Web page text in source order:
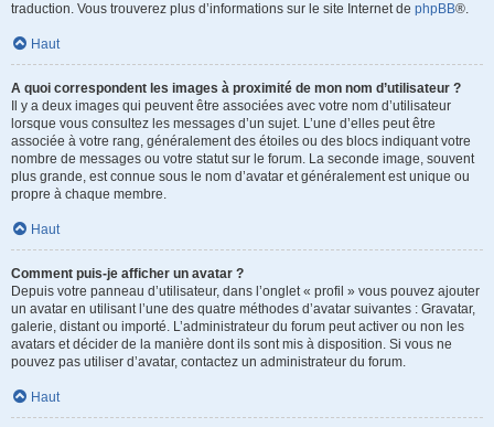
traduction. Vous trouverez plus d’informations sur le site Internet de phpBB®.
Haut
A quoi correspondent les images à proximité de mon nom d’utilisateur ?
Il y a deux images qui peuvent être associées avec votre nom d’utilisateur
lorsque vous consultez les messages d’un sujet. L’une d’elles peut être
associée à votre rang, généralement des étoiles ou des blocs indiquant votre
nombre de messages ou votre statut sur le forum. La seconde image, souvent
plus grande, est connue sous le nom d’avatar et généralement est unique ou
propre à chaque membre.
Haut
Comment puis-je afficher un avatar ?
Depuis votre panneau d’utilisateur, dans l’onglet « profil » vous pouvez ajouter
un avatar en utilisant l’une des quatre méthodes d’avatar suivantes : Gravatar,
galerie, distant ou importé. L’administrateur du forum peut activer ou non les
avatars et décider de la manière dont ils sont mis à disposition. Si vous ne
pouvez pas utiliser d’avatar, contactez un administrateur du forum.
Haut